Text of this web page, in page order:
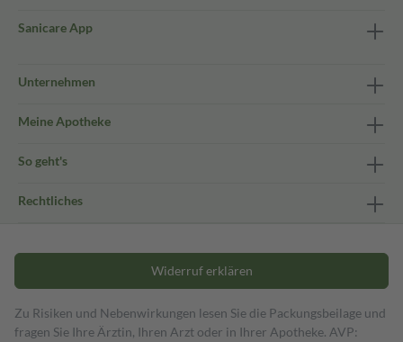
Sanicare App
Unternehmen
Meine Apotheke
So geht's
Rechtliches
Widerruf erklären
Zu Risiken und Nebenwirkungen lesen Sie die Packungsbeilage und
fragen Sie Ihre Ärztin, Ihren Arzt oder in Ihrer Apotheke. AVP: